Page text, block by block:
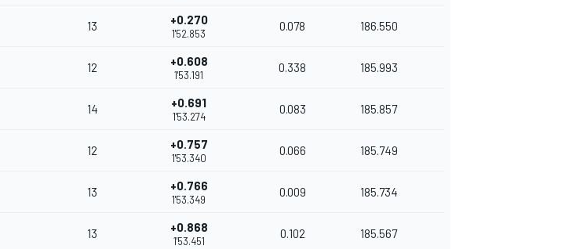
13 +0.270
1'52.853
0.078 186.550
12 +0.608
1'53.191
0.338 185.993
14 +0.691
1'53.274
0.083 185.857
12 +0.757
1'53.340
0.066 185.749
13 +0.766
1'53.349
0.009 185.734
13 +0.868
1'53.451
0.102 185.567